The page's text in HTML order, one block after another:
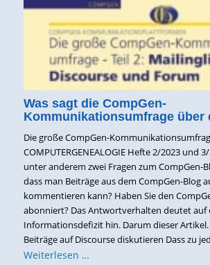
Was sagt die CompGen-
Kommunikationsumfrage über
Die große CompGen-
COMPUTERGENEALOGIE Hefte 2/2023 und
unter anderem zwei Fragen zum CompGen-
dass man Beiträge aus dem CompGen-Blog
kommentieren kann? Haben Sie den
abonniert? Das Antwortverhalten deutet auf
Informationsdefizit hin. Darum dieser Artikel.
Beiträge auf Discourse diskutieren Dass zu
Weiterlesen …